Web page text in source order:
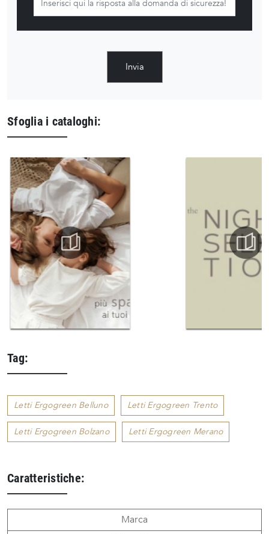
Invia
Sfoglia i cataloghi:
Tag:
Letti Ergogreen Belluno Letti Ergogreen Trento
Letti Ergogreen Bolzano Letti Ergogreen Merano
Caratteristiche:
Marca